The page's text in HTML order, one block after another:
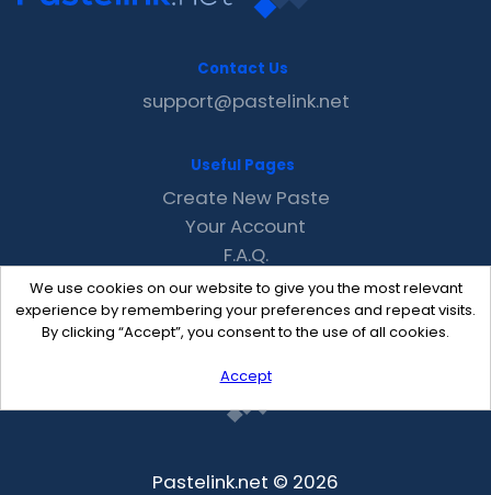
We use cookies on our website to give you the most relevant
experience by remembering your preferences and repeat visits.
By clicking “Accept”, you consent to the use of all cookies.
Accept
Contact Us
support@pastelink.net
Useful Pages
Create New Paste
Your Account
F.A.Q.
Recent
Contact
Pastelink.net © 2026